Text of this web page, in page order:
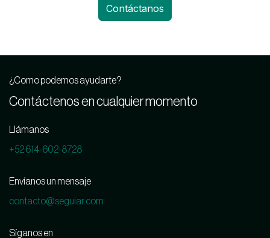
Contáctanos
¿Como podemos ayudarte?
Contáctenos en cualquier momento
Llámanos
+52 614-602-8728
Envíanos un mensaje
contacto@seguiar.com
Síganos en